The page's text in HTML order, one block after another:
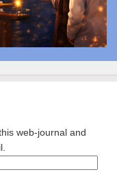
web-journal and